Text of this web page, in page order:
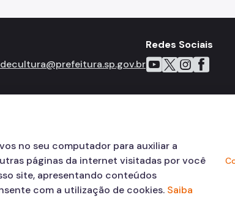
Redes Sociais
Icone do YouTube
Icone do X
Icone do
Icone do
Icone
no seu computador para auxiliar a
páginas da internet visitadas por você
site, apresentando conteúdos
com a utilização de cookies. Saiba